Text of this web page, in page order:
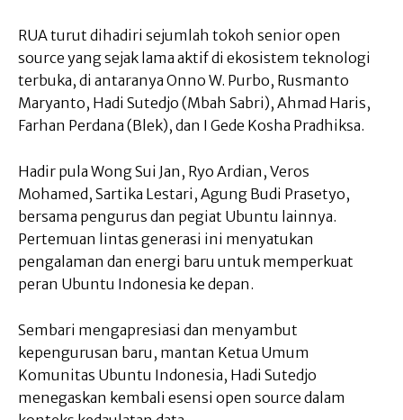
RUA turut dihadiri sejumlah tokoh senior open
source yang sejak lama aktif di ekosistem teknologi
terbuka, di antaranya Onno W. Purbo, Rusmanto
Maryanto, Hadi Sutedjo (Mbah Sabri), Ahmad Haris,
Farhan Perdana (Blek), dan I Gede Kosha Pradhiksa.
Hadir pula Wong Sui Jan, Ryo Ardian, Veros
Mohamed, Sartika Lestari, Agung Budi Prasetyo,
bersama pengurus dan pegiat Ubuntu lainnya.
Pertemuan lintas generasi ini menyatukan
pengalaman dan energi baru untuk memperkuat
peran Ubuntu Indonesia ke depan.
Sembari mengapresiasi dan menyambut
kepengurusan baru, mantan Ketua Umum
Komunitas Ubuntu Indonesia, Hadi Sutedjo
menegaskan kembali esensi open source dalam